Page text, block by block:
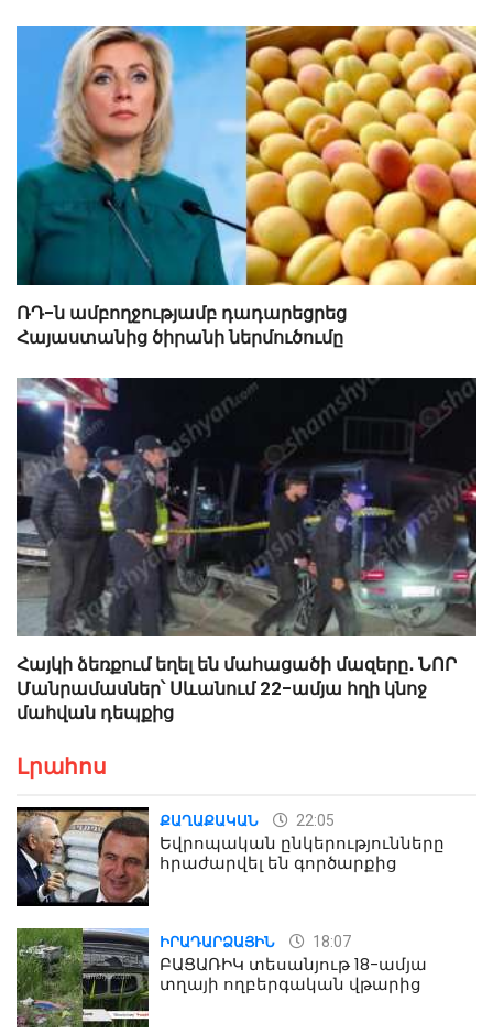
ՌԴ-ն ամբողջությամբ դադարեցրեց
Հայաստանից ծիրանի ներմուծումը
Հայկի ձեռքում եղել են մահացածի մազերը․ ՆՈՐ
Մանրամասներ՝ Սևանում 22-ամյա հղի կնոջ
մահվան դեպքից
Լրահոս
ՔԱՂԱՔԱԿԱՆ 22:05
Եվրոպական ընկերությունները
հրաժարվել են գործարքից
ԻՐԱԴԱՐՁԱՅԻՆ 18:07
ԲԱՑԱՌԻԿ տեսանյութ 18-ամյա
տղայի ողբերգական վթարից